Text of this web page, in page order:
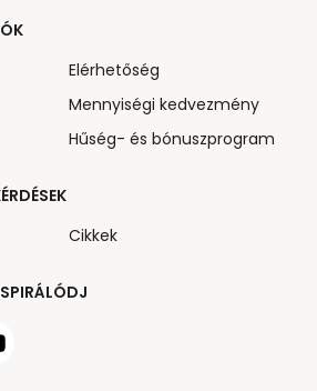
Elérhetőség
Mennyiségi kedvezmény
Hűség- és bónuszprogram
Cikkek